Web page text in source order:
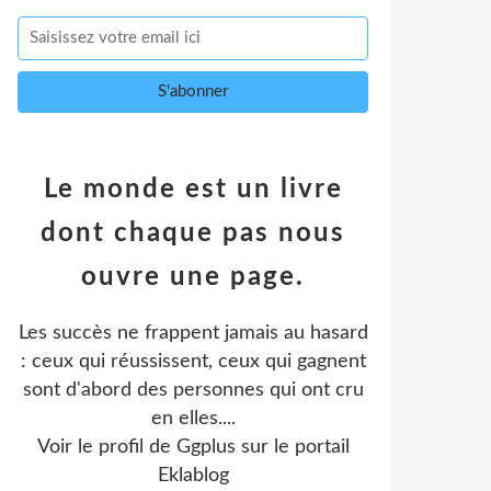
Le monde est un livre
dont chaque pas nous
ouvre une page.
Les succès ne frappent jamais au hasard
: ceux qui réussissent, ceux qui gagnent
sont d'abord des personnes qui ont cru
en elles....
Voir le profil de Ggplus sur le portail
Eklablog